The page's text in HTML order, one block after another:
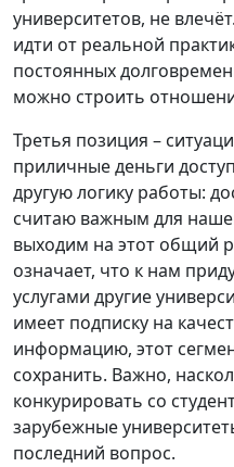
университетов, не
идти от реальной
постоянных
можно строить
Третья позиция –
приличные деньги
другую логику работы:
считаю важным для
выходим на этот общий
означает, что к нам
услугами другие
имеет подписку на
информацию, этот
сохранить. Важно,
конкурировать со
зарубежные
последний вопрос.